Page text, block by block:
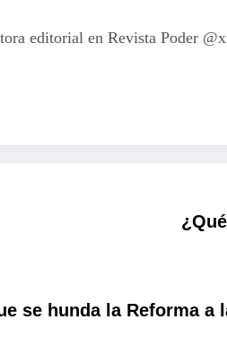
editorial en Revista Poder
se hunda la Reforma a